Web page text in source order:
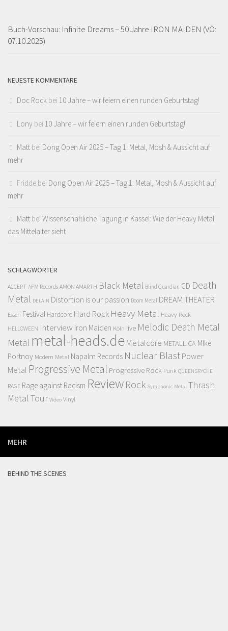
Buch-Vorschau: Infinite Dreams – 50 Jahre IRON MAIDEN (VÖ:
07.10.2025)
NEUESTE KOMMENTARE
Doc Rock bei 10 Jahre – wir feiern einen runden Geburtstag!
Lony bei 10 Jahre – wir feiern einen runden Geburtstag!
Matt bei Dong Open Air 2025 – Tag 1: Metal, Mosh & Aussicht auf
mehr
Fridde bei Dong Open Air 2025 – Tag 1: Metal, Mosh & Aussicht auf
mehr
Matt bei Wissenschaftliche Tagung in Kassel: Wie der Heavy Metal
das Mittelalter sieht
SCHLAGWÖRTER
ACCEPT AFM Records AMON AMARTH Black Metal Blind Guardian CD Death
Metal DELAIN Distortion is our passion Doom Metal DREAM THEATER
Essen Festival Hardcore Hard Rock Heavy Metal Heavy Rock
HELLOWEEN Interview Iron Maiden Köln live Melodic Death Metal
Metal metal-heads.de Metalcore METALLICA MIke
Portnoy Modern Metal Napalm Records Nuclear Blast Power
Metal Progressive Metal Progressive Rock Punk QUEENSRYCHE
RAGE Rage against Racism Review Rock Symphonic Metal Thrash
MetalTour Video Vinyl
MEHR
BEHIND THE SCENES